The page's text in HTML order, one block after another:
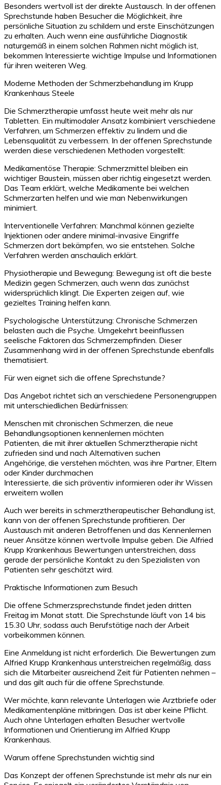
Besonders wertvoll ist der direkte Austausch. In der offenen
Sprechstunde haben Besucher die Möglichkeit, ihre
persönliche Situation zu schildern und erste Einschätzungen
zu erhalten. Auch wenn eine ausführliche Diagnostik
naturgemäß in einem solchen Rahmen nicht möglich ist,
bekommen Interessierte wichtige Impulse und Informationen
für ihren weiteren Weg.
Moderne Methoden der Schmerzbehandlung im Krupp
Krankenhaus Steele
Die Schmerztherapie umfasst heute weit mehr als nur
Tabletten. Ein multimodaler Ansatz kombiniert verschiedene
Verfahren, um Schmerzen effektiv zu lindern und die
Lebensqualität zu verbessern. In der offenen Sprechstunde
werden diese verschiedenen Methoden vorgestellt:
Medikamentöse Therapie: Schmerzmittel bleiben ein
wichtiger Baustein, müssen aber richtig eingesetzt werden.
Das Team erklärt, welche Medikamente bei welchen
Schmerzarten helfen und wie man Nebenwirkungen
minimiert.
Interventionelle Verfahren: Manchmal können gezielte
Injektionen oder andere minimal-invasive Eingriffe
Schmerzen dort bekämpfen, wo sie entstehen. Solche
Verfahren werden anschaulich erklärt.
Physiotherapie und Bewegung: Bewegung ist oft die beste
Medizin gegen Schmerzen, auch wenn das zunächst
widersprüchlich klingt. Die Experten zeigen auf, wie
gezieltes Training helfen kann.
Psychologische Unterstützung: Chronische Schmerzen
belasten auch die Psyche. Umgekehrt beeinflussen
seelische Faktoren das Schmerzempfinden. Dieser
Zusammenhang wird in der offenen Sprechstunde ebenfalls
thematisiert.
Für wen eignet sich die offene Sprechstunde?
Das Angebot richtet sich an verschiedene Personengruppen
mit unterschiedlichen Bedürfnissen:
Menschen mit chronischen Schmerzen, die neue
Behandlungsoptionen kennenlernen möchten
Patienten, die mit ihrer aktuellen Schmerztherapie nicht
zufrieden sind und nach Alternativen suchen
Angehörige, die verstehen möchten, was ihre Partner, Eltern
oder Kinder durchmachen
Interessierte, die sich präventiv informieren oder ihr Wissen
erweitern wollen
Auch wer bereits in schmerztherapeutischer Behandlung ist,
kann von der offenen Sprechstunde profitieren. Der
Austausch mit anderen Betroffenen und das Kennenlernen
neuer Ansätze können wertvolle Impulse geben. Die Alfried
Krupp Krankenhaus Bewertungen unterstreichen, dass
gerade der persönliche Kontakt zu den Spezialisten von
Patienten sehr geschätzt wird.
Praktische Informationen zum Besuch
Die offene Schmerzsprechstunde findet jeden dritten
Freitag im Monat statt. Die Sprechstunde läuft von 14 bis
15.30 Uhr, sodass auch Berufstätige nach der Arbeit
vorbeikommen können.
Eine Anmeldung ist nicht erforderlich. Die Bewertungen zum
Alfried Krupp Krankenhaus unterstreichen regelmäßig, dass
sich die Mitarbeiter ausreichend Zeit für Patienten nehmen –
und das gilt auch für die offene Sprechstunde.
Wer möchte, kann relevante Unterlagen wie Arztbriefe oder
Medikamentenpläne mitbringen. Das ist aber keine Pflicht.
Auch ohne Unterlagen erhalten Besucher wertvolle
Informationen und Orientierung im Alfried Krupp
Krankenhaus.
Warum offene Sprechstunden wichtig sind
Das Konzept der offenen Sprechstunde ist mehr als nur ein